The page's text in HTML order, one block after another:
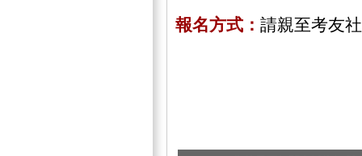
報名方式： 請親至考友